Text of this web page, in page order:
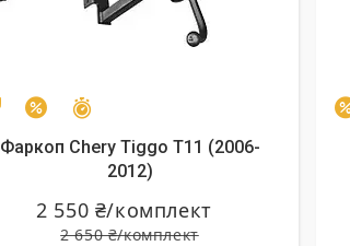
Топ продаж
–4%
Фаркоп Chery Tiggo T11 (2006-
2012)
2 650 ₴/комплект
2 550 ₴/комплект